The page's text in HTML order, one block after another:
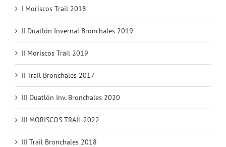
I Moriscos Trail 2018
II Duatlón Invernal Bronchales 2019
II Moriscos Trail 2019
II Trail Bronchales 2017
III Duatlón Inv. Bronchales 2020
III MORISCOS TRAIL 2022
III Trail Bronchales 2018